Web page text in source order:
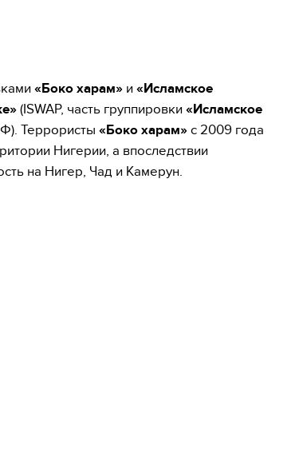
«Боко харам» и «Исламское
(ISWAP, часть группировки «Исламское
Террористы «Боко харам» с 2009 года
Нигерии, а впоследствии
на Нигер, Чад и Камерун.